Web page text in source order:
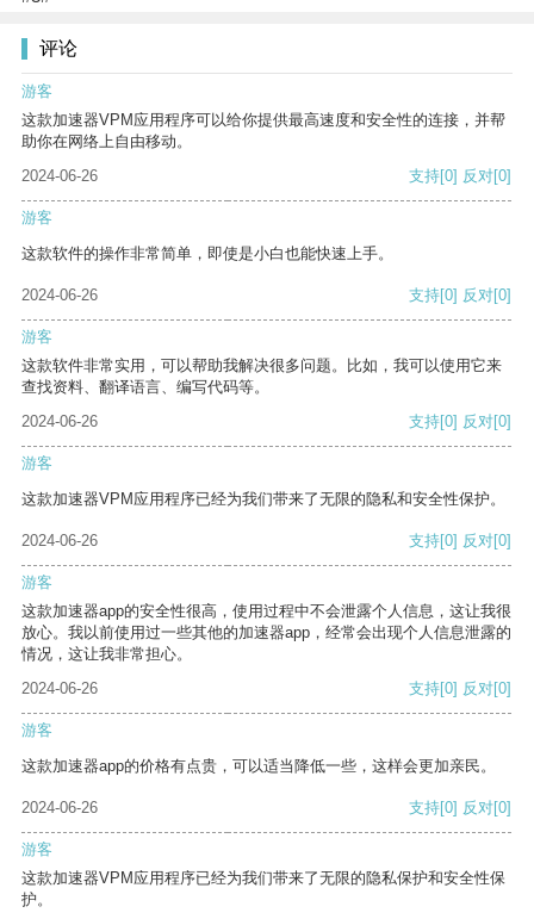
评论
游客
这款加速器VPM应用程序可以给你提供最高速度和安全性的连接，并帮
助你在网络上自由移动。
2024-06-26
支持[0] 反对[0]
游客
这款软件的操作非常简单，即使是小白也能快速上手。
2024-06-26 支持[0] 反对[0]
游客
这款软件非常实用，可以帮助我解决很多问题。比如，我可以使用它来
查找资料、翻译语言、编写代码等。
2024-06-26
支持[0] 反对[0]
游客
这款加速器VPM应用程序已经为我们带来了无限的隐私和安全性保护。
2024-06-26 支持[0] 反对[0]
游客
这款加速器app的安全性很高，使用过程中不会泄露个人信息，这让我很
放心。我以前使用过一些其他的加速器app，经常会出现个人信息泄露的
情况，这让我非常担心。
2024-06-26
支持[0] 反对[0]
游客
这款加速器app的价格有点贵，可以适当降低一些，这样会更加亲民。
2024-06-26 支持[0] 反对[0]
游客
这款加速器VPM应用程序已经为我们带来了无限的隐私保护和安全性保
护。